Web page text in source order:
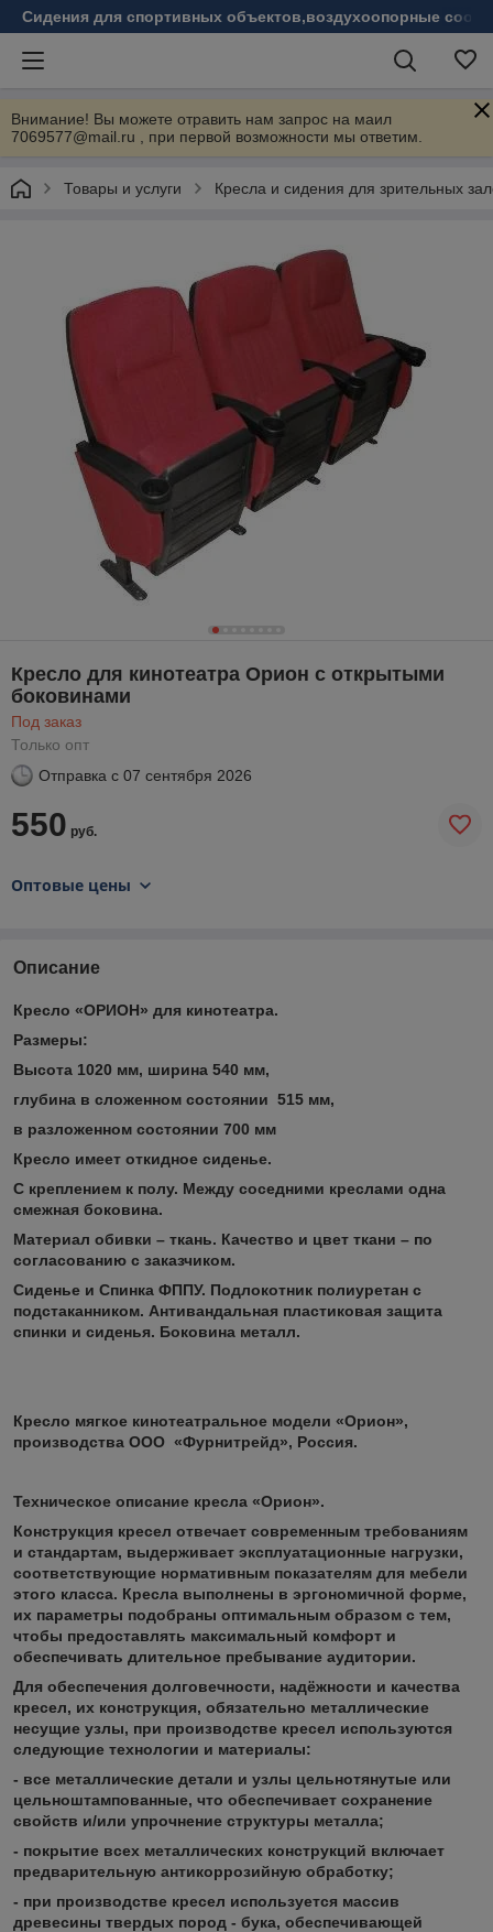
Сидения для спортивных объектов,воздухоопорные
Внимание! Вы можете отравить нам запрос на маил
7069577@mail.ru , при первой возможности мы ответим.
Товары и услуги Кресла и сидения для зрительных
Кресло для кинотеатра Орион с открытыми
боковинами
Под заказ
Только опт
Отправка с 07 сентября 2026
550 руб.
Оптовые цены
Описание
Кресло «ОРИОН» для кинотеатра.
Размеры:
Высота 1020 мм, ширина 540 мм,
глубина в сложенном состоянии 515 мм,
в разложенном состоянии 700 мм
Кресло имеет откидное сиденье.
С креплением к полу. Между соседними креслами одна
смежная боковина.
Материал обивки – ткань. Качество и цвет ткани – по
согласованию с заказчиком.
Сиденье и Спинка ФППУ. Подлокотник полиуретан с
подстаканником. Антивандальная пластиковая защита
спинки и сиденья. Боковина металл.
Кресло мягкое кинотеатральное модели «Орион»,
производства ООО «Фурнитрейд», Россия.
Техническое описание кресла «Орион».
Конструкция кресел отвечает современным требованиям
и стандартам, выдерживает эксплуатационные нагрузки,
соответствующие нормативным показателям для мебели
этого класса. Кресла выполнены в эргономичной форме,
их параметры подобраны оптимальным образом с тем,
чтобы предоставлять максимальный комфорт и
обеспечивать длительное пребывание аудитории.
Для обеспечения долговечности, надёжности и качества
кресел, их конструкция, обязательно металлические
несущие узлы, при производстве кресел используются
следующие технологии и материалы:
- все металлические детали и узлы цельнотянутые или
цельноштампованные, что обеспечивает сохранение
свойств и/или упрочнение структуры металла;
- покрытие всех металлических конструкций включает
предварительную антикоррозийную обработку;
- при производстве кресел используется массив
древесины твердых пород - бука, обеспечивающей